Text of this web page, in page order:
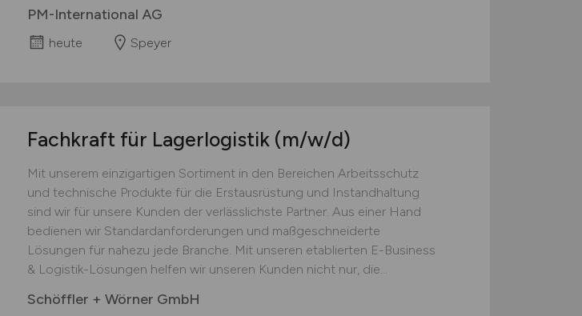
PM-International AG
heute Speyer
Fachkraft für Lagerlogistik (m/w/d)
Mit unserem einzigartigen Sortiment in den Bereichen Arbeitsschutz
und technische Produkte für die Erstausrüstung und Instandhaltung
sind wir für unsere Kunden der verlässlichste Partner. Aus einer Hand
bedienen wir Standardanforderungen und maßgeschneiderte
Lösungen für nahezu jede Branche. Mit unseren etablierten E-Business
& Logistik-Lösungen helfen wir unseren Kunden nicht nur, die...
Schöffler + Wörner GmbH